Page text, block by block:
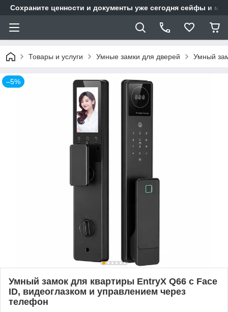
Сохраните ценности и документы уже сегодня сейфы и
Товары и услуги Умные замки для дверей Умный
–5%
Умный замок для квартиры EntryX Q66 с Face
ID, видеоглазком и управлением через
телефон